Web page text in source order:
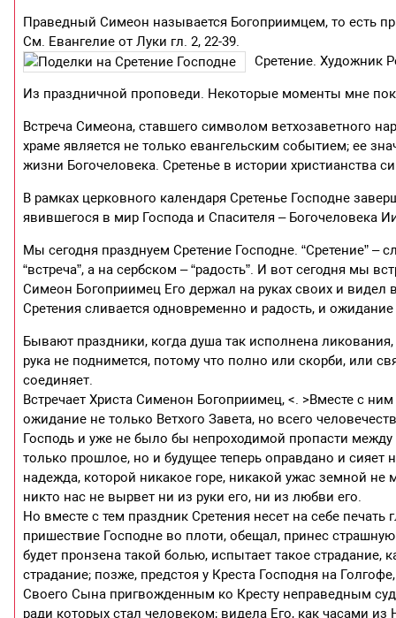
Праведный Симеон называется Богоприимцем, то есть
См. Евангелие от Луки гл. 2, 22-39.
Сретение. Художник
Из праздничной проповеди. Некоторые моменты мне
Встреча Симеона, ставшего символом ветхозаветного
храме является не только евангельским событием; ее
жизни Богочеловека. Сретенье в истории христианства
В рамках церковного календаря Сретенье Господне
явившегося в мир Господа и Спасителя – Богочеловека
Мы сегодня празднуем Сретение Господне. “Сретение” –
“встреча”, а на сербском – “радость”. И вот сегодня мы
Симеон Богоприимец Его держал на руках своих и видел
Сретения сливается одновременно и радость, и
Бывают праздники, когда душа так исполнена
рука не поднимется, потому что полно или скорби, или
соединяет.
Встречает Христа Сименон Богоприимец, <. >Вместе с
ожидание не только Ветхого Завета, но всего
Господь и уже не было бы непроходимой пропасти
только прошлое, но и будущее теперь оправдано и
надежда, которой никакое горе, никакой ужас земной не
никто нас не вырвет ни из руки его, ни из любви его.
Но вместе с тем праздник Сретения несет на себе
пришествие Господне во плоти, обещал, принес
будет пронзена такой болью, испытает такое страдание,
страдание; позже, предстоя у Креста Господня на
Своего Сына пригвожденным ко Кресту неправедным
ради которых стал человеком; видела Его, как часами